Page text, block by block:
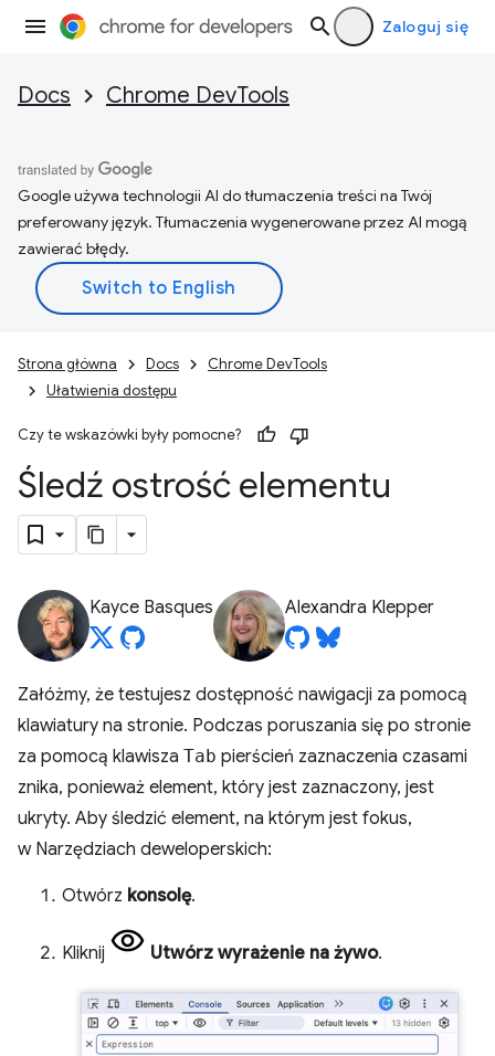
Zaloguj się
Docs Chrome DevTools
Google używa technologii AI do tłumaczenia treści na Twój
preferowany język. Tłumaczenia wygenerowane przez AI mogą
zawierać błędy.
Strona główna Docs
Chrome DevTools
Ułatwienia dostępu
Czy te wskazówki były pomocne?
Śledź ostrość elementu
Kayce Basques Alexandra Klepper
Załóżmy, że testujesz dostępność nawigacji za pomocą
klawiatury na stronie. Podczas poruszania się po stronie
za pomocą klawisza Tab pierścień zaznaczenia czasami
znika, ponieważ element, który jest zaznaczony, jest
ukryty. Aby śledzić element, na którym jest fokus,
w Narzędziach deweloperskich:
Otwórz konsolę.
Kliknij Utwórz wyrażenie na żywo.